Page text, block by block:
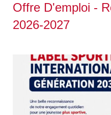
Offre D'emploi -
2026-2027